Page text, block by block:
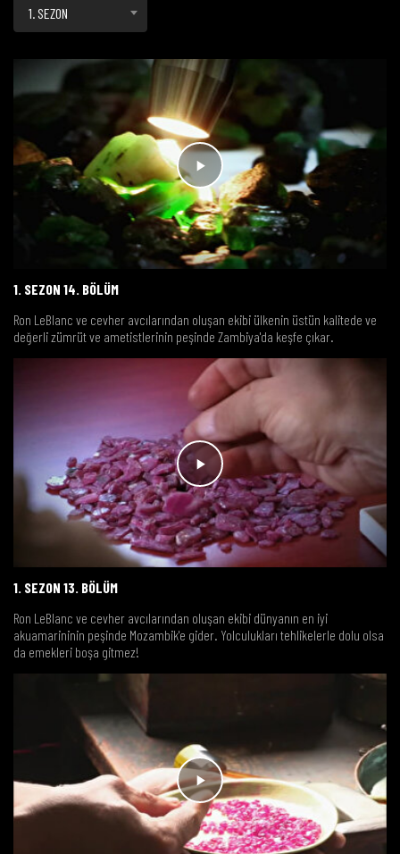
1. SEZON
1. SEZON 14. BÖLÜM
Ron LeBlanc ve cevher avcılarından oluşan ekibi ülkenin üstün kalitede ve
değerli zümrüt ve ametistlerinin peşinde Zambiya'da keşfe çıkar.
1. SEZON 13. BÖLÜM
Ron LeBlanc ve cevher avcılarından oluşan ekibi dünyanın en iyi
akuamarininin peşinde Mozambik'e gider. Yolculukları tehlikelerle dolu olsa
da emekleri boşa gitmez!